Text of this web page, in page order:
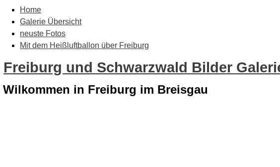
Home
Galerie Übersicht
neuste Fotos
Mit dem Heißluftballon über Freiburg
Freiburg und Schwarzwald Bilder
Wilkommen in Freiburg im Breisgau